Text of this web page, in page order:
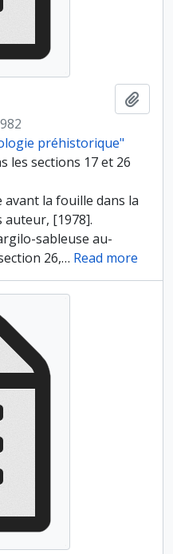
préhistorique"
les sections 17 et 26
avant la fouille dans la
auteur, [1978].
sableuse au-
26,… Read more